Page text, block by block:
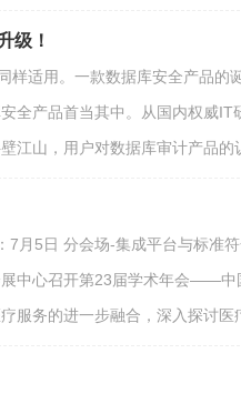
级！
样适用。一款数据库安全产品
全产品首当其中。从国内权威
江山，用户对数据库审计产品
月5日 分会场-集成平台与标准
中心召开第23届学术年会——
服务的进一步融合，深入探讨医